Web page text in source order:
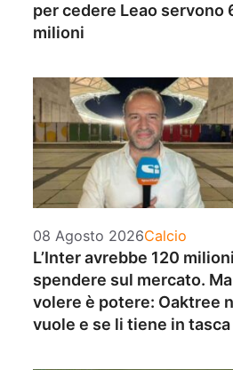
per cedere Leao servono
milioni
08 Agosto 2026Categorie
Calcio
L’Inter avrebbe 120
spendere sul mercato. Ma
volere è potere: Oaktree
vuole e se li tiene in tasca